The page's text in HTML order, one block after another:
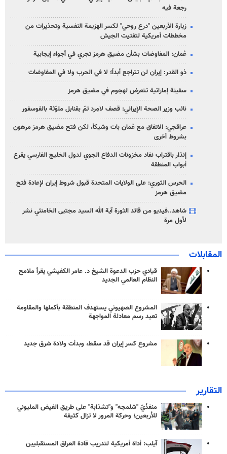
رجعة فيه
زيارة الأربعين "درع روحي" لكسر الهزيمة النفسية وتحذيرات من
مخططات أمريكية لتفتيت الجيش
عُمان: المفاوضات بشأن مضيق هرمز تجري في أجواء إيجابية
ذو القدر: إيران لن تتراجع أبداً؛ لا في الحرب ولا في المفاوضات
سفينة إماراتية تتعرض لهجوم في مضيق هرمز
نائب وزير الصحة الإيراني: قصف لامِرد تمّ بقنابل ملوّثة بالفوسفور
عراقجي: الاتفاق مع عُمان بات وشيكاً، لكن فتح مضيق هرمز مرهون
بشروط أخرى
إنذار باقتراب نفاد مخزونات الدفاع الجوي لدول الخليج الفارسي يقرع
أبواب المنطقة
الحرس الثوري: على الولايات المتحدة قبول شروط إيران لإعادة فتح
مضيق هرمز
شاهد..فيديو من قائد الثورة آية الله السيد مجتبى الخامنئي نشر
لأول مرة
المقابلات
قيادي حزب الدعوة الشيخ د. عامر الكفيشي يقرأ ملامح
النظام العالمي الجديد
المشروع الصهيوني يستهدف المنطقة بأكملها والمقاومة
تعيد رسم معادلة المواجهة
مشروع كسر إيران قد سقط، وبدأت ولادة شرق جديد
التقارير
منفذَيّ "شلمجه" و"تشذابة" على طريق الفيض المليوني
للأربعين؛ وحركة المرور لا تزال كثيفة
آيلب: أداة أمريكية لتدريب قادة العراق المستقبليين